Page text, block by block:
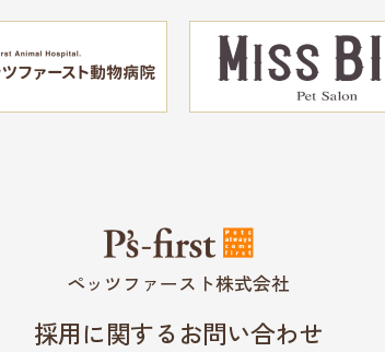
ペッツファースト株式会社
採用に関するお問い合わせ